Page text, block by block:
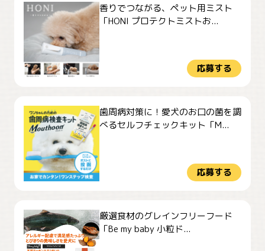
香りでつながる、ペット用ミスト
「HONI プロテクトミストお...
応募する
歯周病対策に！愛犬のお口の菌を調
べるセルフチェックキット「M...
応募する
厳選食材のグレインフリーフード
「Be my baby 小粒ド...